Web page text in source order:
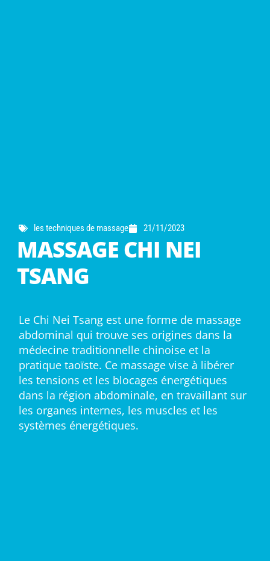
les techniques de massage 21/11/2023
MASSAGE CHI NEI
TSANG
Le Chi Nei Tsang est une forme de massage
abdominal qui trouve ses origines dans la
médecine traditionnelle chinoise et la
pratique taoïste. Ce massage vise à libérer
les tensions et les blocages énergétiques
dans la région abdominale, en travaillant sur
les organes internes, les muscles et les
systèmes énergétiques.